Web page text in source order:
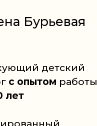
Бурьевая
детский
с опытом работы
лет